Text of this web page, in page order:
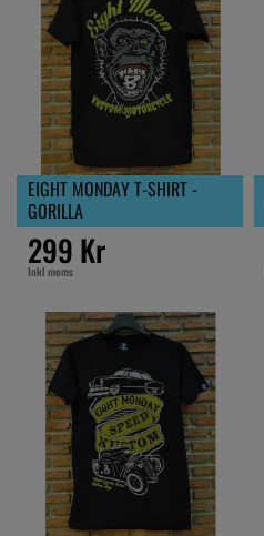
EIGHT MONDAY T-SHIRT -
GORILLA
299 Kr
Inkl moms